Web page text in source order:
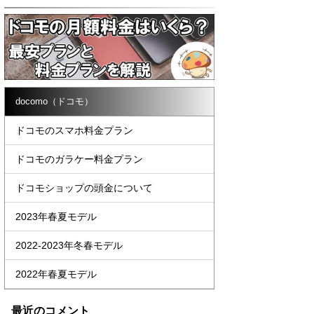
docomo（ドコモ）
ドコモのスマホ料金プラン
ドコモのガラケー料金プラン
ドコモショップの頭金について
2023年春夏モデル
2022-2023年冬春モデル
2022年春夏モデル
最近のコメント